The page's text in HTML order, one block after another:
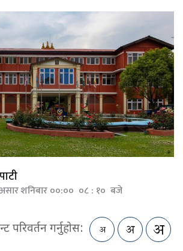
शनिबार ००:०० ०८ : १० बजे
परिवर्तन गर्नुहोस: